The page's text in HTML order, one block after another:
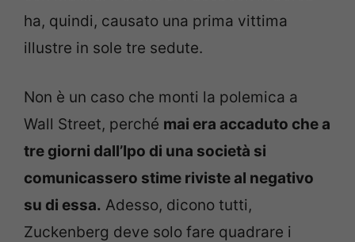
ha, quindi, causato una prima vittima
illustre in sole tre sedute.
Non è un caso che monti la polemica a
Wall Street, perché mai era accaduto che a
tre giorni dall’Ipo di una società si
comunicassero stime riviste al negativo
su di essa. Adesso, dicono tutti,
Zuckenberg deve solo fare quadrare i